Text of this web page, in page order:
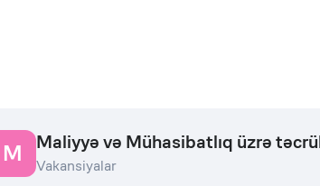
M Maliyyə və Mühasibatlıq üzrə
Vakansiyalar